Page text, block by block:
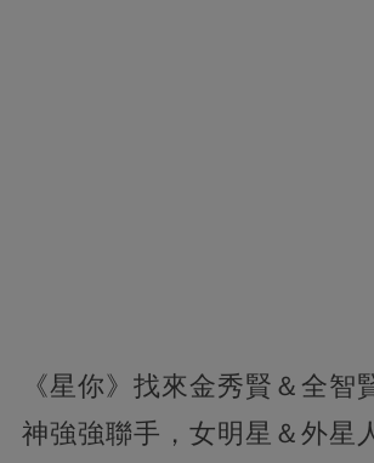
《星你》找來金秀賢＆全智
神強強聯手，女明星＆外星